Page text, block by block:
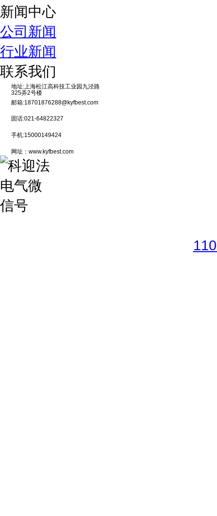
新闻中心
公司新闻
行业新闻
联系我们
地址:上海松江高科技工业园九泾路
325弄2号楼
邮箱:18701876288@kyfbest.com
固话:021-64822327
手机:15000149424
网址：www.kyfbest.com